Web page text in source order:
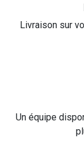
Livraison sur
Un équipe